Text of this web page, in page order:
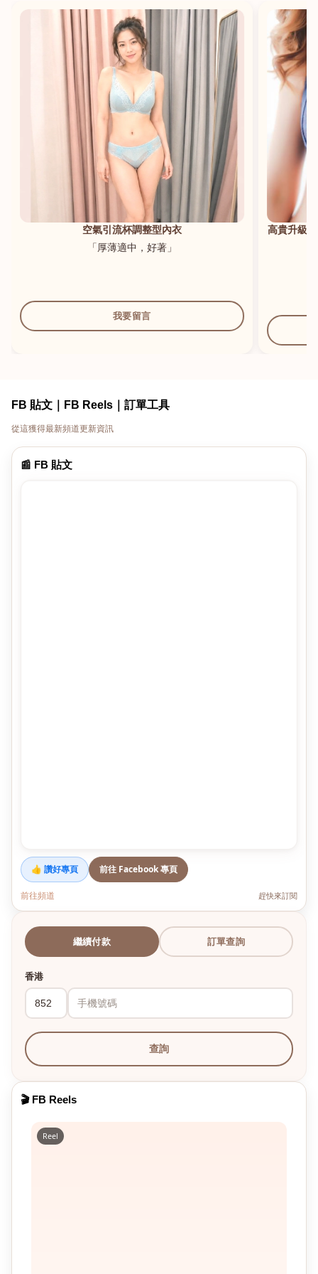
空氣引流杯調整型內衣
「厚薄適中，好著」
我要留言
高貴升級
FB 貼文｜FB Reels｜訂單工具
從這獲得最新頻道更新資訊
📰 FB 貼文
👍 讚好專頁 前往 Facebook 專頁
前往頻道 趕快來訂閱
繼續付款 訂單查詢
香港
查詢
🎬 FB Reels
Reel
港澳中文
English